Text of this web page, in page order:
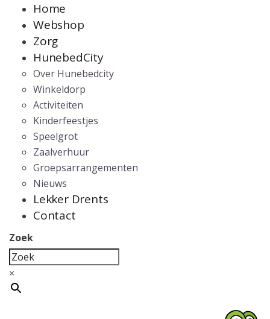
Home
Webshop
Zorg
HunebedCity
Over Hunebedcity
Winkeldorp
Activiteiten
Kinderfeestjes
Speelgrot
Zaalverhuur
Groepsarrangementen
Nieuws
Lekker Drents
Contact
Zoek
×